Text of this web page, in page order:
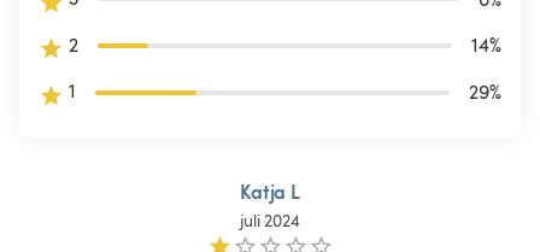
2
14%
1
29%
Katja L
juli 2024